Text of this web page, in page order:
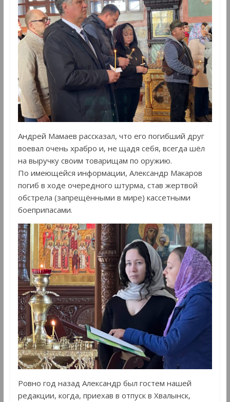
Андрей Мамаев рассказал, что его погибший друг
воевал очень храбро и, не щадя себя, всегда шёл
на выручку своим товарищам по оружию.
По имеющейся информации, Александр Макаров
погиб в ходе очередного штурма, став жертвой
обстрела (запрещёнными в мире) кассетными
боеприпасами.
Ровно год назад Александр был гостем нашей
редакции, когда, приехав в отпуск в Хвалынск,